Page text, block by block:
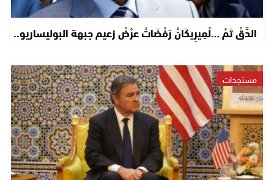
الدَّقْ تَمْ …لْمِيرِيكَانْ رَفْضَاتْ عرْضْ زعيم جبهة البوليساريو..
مستجدات